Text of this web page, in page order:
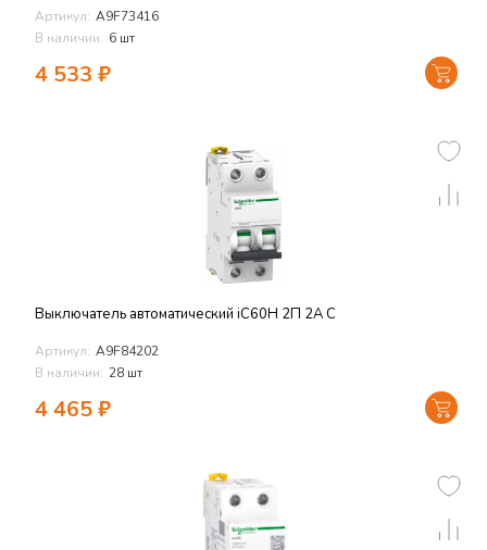
Артикул: A9F73416
В наличии: 6 шт
4 533 ₽
Выключатель автоматический iC60H 2П 2A C
Артикул: A9F84202
В наличии: 28 шт
4 465₽